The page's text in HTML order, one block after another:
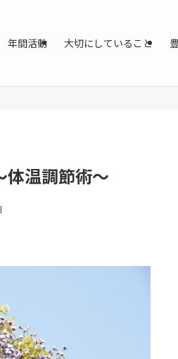
年間活動 大切にしていること
温調節術～